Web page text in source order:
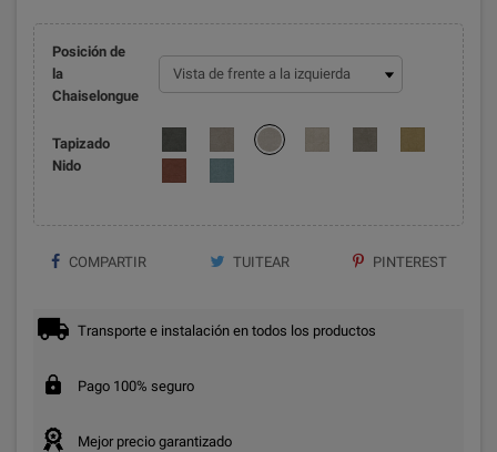
Posición de
la
Chaiselongue
Tapizado
Nido
COMPARTIR TUITEAR PINTEREST
Transporte e instalación en todos los productos
Pago 100% seguro
Mejor precio garantizado